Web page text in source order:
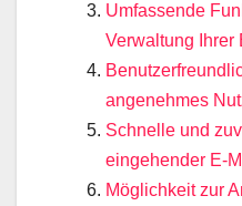
Umfassende
Verwaltung Ihrer
angenehmes
Schnelle und
eingehender E-
Möglichkeit zur